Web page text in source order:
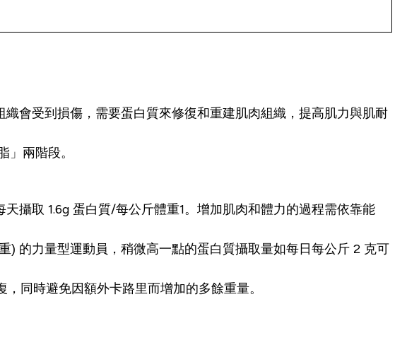
會受到損傷，需要蛋白質來修復和重建肌肉組織，提高肌力與肌耐
」兩階段。
攝取 1.6g 蛋白質/每公斤體重1。增加肌肉和體力的過程需依靠能
) 的力量型運動員，稍微高一點的蛋白質攝取量如每日每公斤 2 克可
同時避免因額外卡路里而增加的多餘重量。